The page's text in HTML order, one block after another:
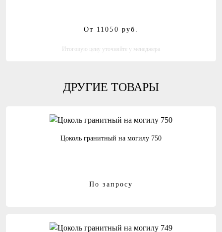
От 11050 руб.
Итоговую цену уточняйте у менеджера
ДРУГИЕ ТОВАРЫ
Цоколь гранитный на могилу 750
По запросу